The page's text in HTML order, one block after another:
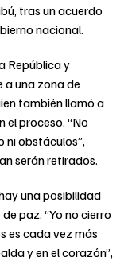
tras un acuerdo
nacional.
República y
a una zona de
también llamó a
el proceso. “No
ni obstáculos”,
serán retirados.
una posibilidad
paz. “Yo no cierro
es cada vez más
y en el corazón”,